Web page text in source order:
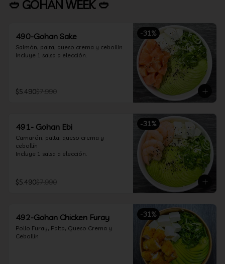
🥙 GOHAN WEEK 🥙
-31%
490-Gohan Sake
Salmón, palta, queso crema y cebollín.
Incluye 1 salsa a elección.
$5.490$7.990
-31%
491- Gohan Ebi
Camarón, palta, queso crema y
cebollín
Incluye 1 salsa a elección.
$5.490$7.990
-31%
492-Gohan Chicken Furay
Pollo Furay, Palta, Queso Crema y
Cebollín